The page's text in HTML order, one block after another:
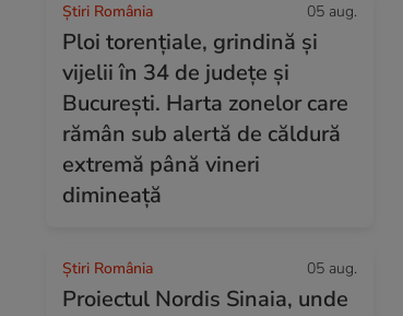
Știri România 05 aug.
Ploi torențiale, grindină și
vijelii în 34 de județe și
București. Harta zonelor care
rămân sub alertă de căldură
extremă până vineri
dimineață
Știri România 05 aug.
Proiectul Nordis Sinaia, unde